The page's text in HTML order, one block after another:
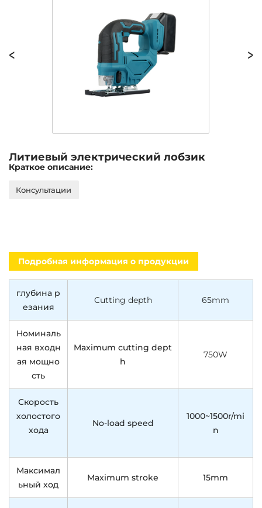
>
<
Литиевый электрический лобзик
Краткое описание:
Консультации
Подробная информация о продукции
глубина р
езания
Cutting depth 65mm
Номиналь
ная входн
ая мощно
сть
Maximum cutting dept
h
750W
Скорость
холостого
хода
No-load speed
1000~1500r/mi
n
Максимал
ьный ход
Maximum stroke 15mm